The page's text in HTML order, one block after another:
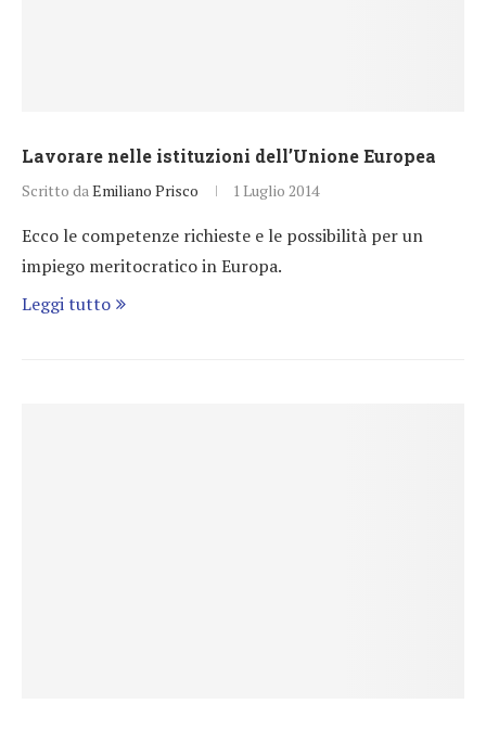
Lavorare nelle istituzioni dell’Unione Europea
Scritto da Emiliano Prisco 1 Luglio 2014
Ecco le competenze richieste e le possibilità per un
impiego meritocratico in Europa.
Leggi tutto